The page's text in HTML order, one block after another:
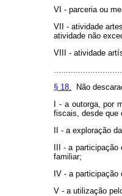
VI - parceria ou
VII - atividade
atividade não
VIII - atividade
§ 18.
Não
I - a outorga, por
fiscais, desde que
II - a exploração
III - a
familiar;
IV - a
V - a utilização